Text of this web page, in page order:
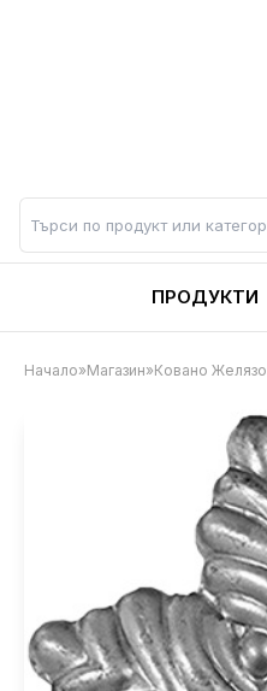
ПРОДУКТИ
Начало»Магазин»Ковано Желязо